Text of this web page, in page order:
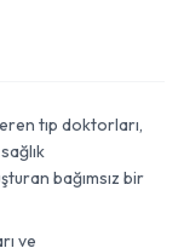
tıp doktorları,
bağımsız bir
ve